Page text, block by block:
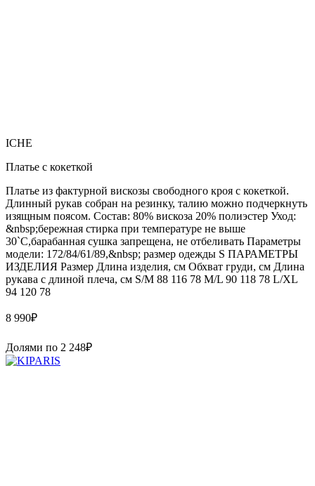
ICHE
Платье с кокеткой
Платье из фактурной вискозы свободного кроя с кокеткой.
Длинный рукав собран на резинку, талию можно подчеркнуть
изящным поясом. Состав: 80% вискоза 20% полиэстер Уход:
&nbsp;бережная стирка при температуре не выше
30`C,барабанная сушка запрещена, не отбеливать Параметры
модели: 172/84/61/89,&nbsp; размер одежды S ПАРАМЕТРЫ
ИЗДЕЛИЯ Размер Длина изделия, см Обхват груди, см Длина
рукава с длиной плеча, см S/M 88 116 78 M/L 90 118 78 L/XL
94 120 78
8 990₽
Долями по 2 248₽